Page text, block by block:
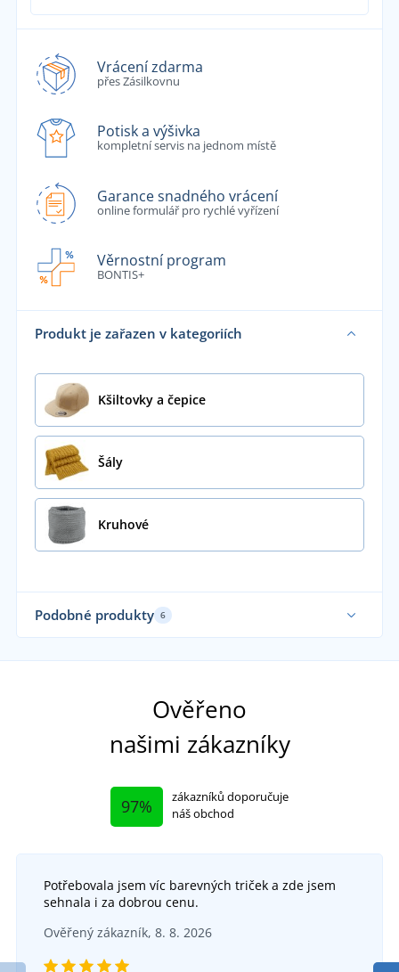
Vrácení zdarma
přes Zásilkovnu
Potisk a výšivka
kompletní servis na jednom místě
Garance snadného vrácení
online formulář pro rychlé vyřízení
Věrnostní program
BONTIS+
Produkt je zařazen v kategoriích
Kšiltovky a čepice
Šály
Kruhové
Podobné produkty 6
Multifunkční šátek MB6503
Ověřeno
našimi zákazníky
97%
zákazníků doporučuje
náš obchod
Potřebovala jsem víc barevných triček a zde jsem
sehnala i za dobrou cenu.
Ověřený zákazník, 8. 8. 2026